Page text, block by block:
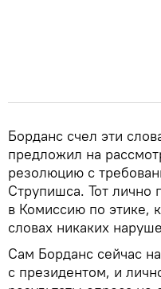
Борданс счел эти
предложил на
резолюцию с
Струпишса. Тот лично
в Комиссию по этике,
словах никаких
Сам Борданс сейчас
с президентом, и